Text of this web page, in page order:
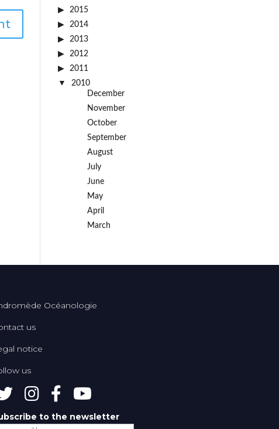
2015
2014
2013
2012
2011
2010
December
November
October
September
August
July
June
May
April
March
Océanologie
us
notice
us
to the newsletter